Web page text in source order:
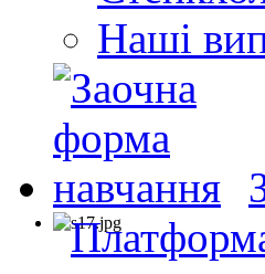
Наші